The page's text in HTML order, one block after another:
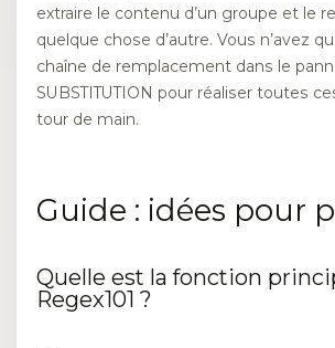
extraire le contenu d’un groupe et le
quelque chose d’autre. Vous n’avez
chaîne de remplacement dans le
SUBSTITUTION pour réaliser toutes
tour de main.
Guide : idées pour
Quelle est la fonction
Regex101 ?